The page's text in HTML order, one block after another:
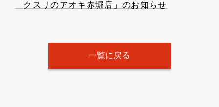
「クスリのアオキ赤堀店」のお知らせ
一覧に戻る